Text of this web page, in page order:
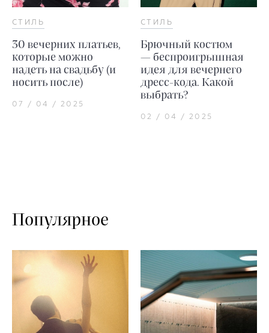
СТИЛЬ
30 вечерних платьев,
которые можно
надеть на свадьбу (и
носить после)
07 / 04 / 2025
СТИЛЬ
Брючный костюм
— беспроигрышная
идея для вечернего
дресс-кода. Какой
выбрать?
02 / 04 / 2025
Популярное